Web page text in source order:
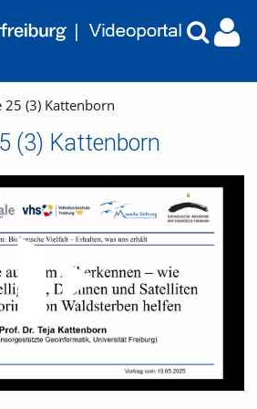
25 (3) Kattenborn
(3) Kattenborn